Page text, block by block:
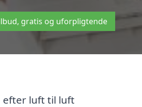
gratis og uforpligtende
efter luft til luft